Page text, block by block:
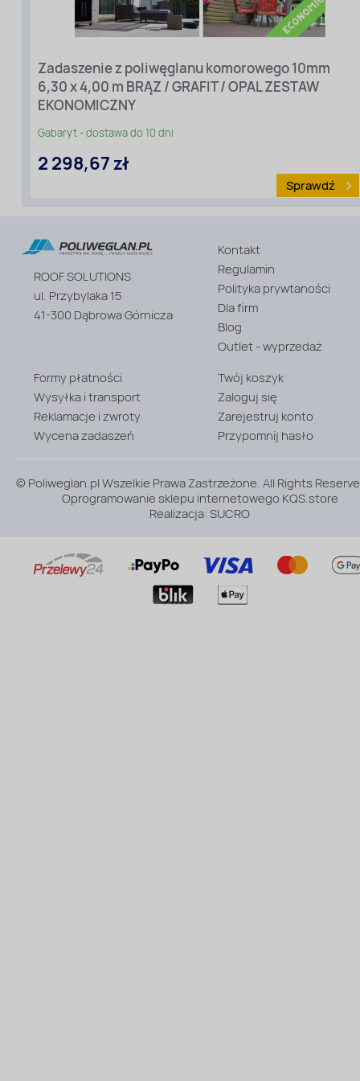
Zadaszenie z poliwęglanu komorowego 10mm
6,30 x 4,00 m BRĄZ / GRAFIT / OPAL ZESTAW
EKONOMICZNY
Gabaryt - dostawa do 10 dni
2 298,67 zł
Sprawdź
(przy
elewacji):
Długość
zadaszenia
[m]
(ze
spadem):
4
cenowy:
Ekonomiczny
komorowy
brąz/grafit/opal
Grubość
[mm]:
10
ROOF SOLUTIONS
ul. Przybylaka 15
41-300 Dąbrowa Górnicza
Kontakt
Regulamin
Polityka prywtaności
Dla firm
Blog
Outlet - wyprzedaż
Formy płatności
Wysyłka i transport
Reklamacje i zwroty
Wycena zadaszeń
Twój koszyk
Zaloguj się
Zarejestruj konto
Przypomnij hasło
© Poliweglan.pl Wszelkie Prawa Zastrzeżone. All Rights
Oprogramowanie sklepu internetowego KQS.store
Realizacja:SUCRO